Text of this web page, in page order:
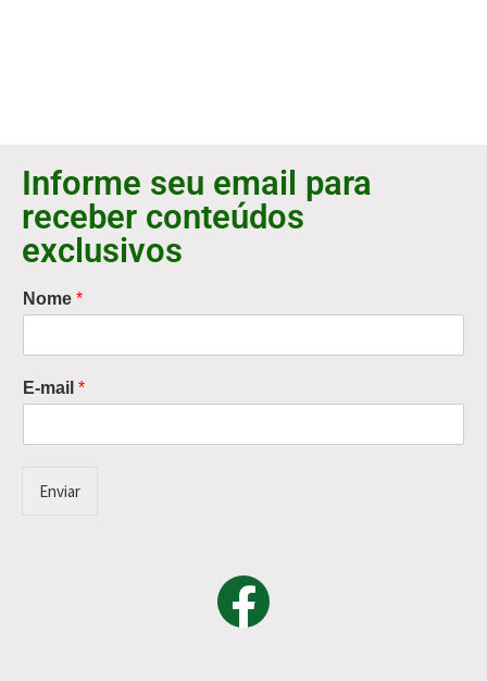
Informe seu email para
receber conteúdos
exclusivos
Nome *
E-mail *
Enviar